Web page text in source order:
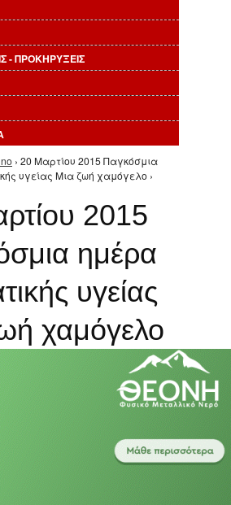
- ΠΡΟΚΗΡΥΞΕΙΣ
› 20 Μαρτίου 2015 Παγκόσμια
υγείας Μια ζωή χαμόγελο ›
2015
ημέρα
υγείας
χαμόγελο